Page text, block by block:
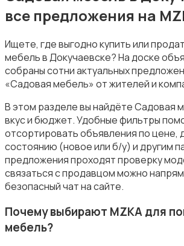
Подставки и тумбы
Посуда
все предложения на
Ищете, где выгодно купить или
мебель в Докучаевске? На доске
собраны сотни актуальных
«Садовая мебель» от жителей и
В этом разделе вы найдёте Садовая
вкус и бюджет. Удобные фильтры
отсортировать объявления по цене,
состоянию (новое или б/у) и другим
предложения проходят проверку
связаться с продавцом можно
безопасный чат на сайте.
Почему выбирают MZKA для
мебель?